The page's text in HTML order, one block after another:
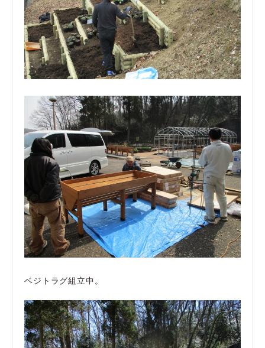
ベジトラグ組立中。